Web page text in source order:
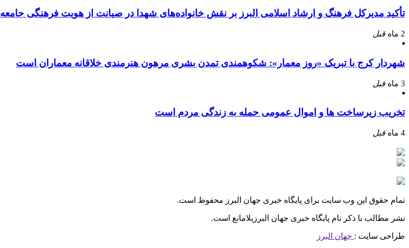
تأکید مدیرکل فرهنگ و ارشاد اسلامی البرز بر نقش خانواده‌های شهدا در صیانت از هویت فرهنگی جامعه
2 ماه قبل
شهردار کرج با تبریک «روز معمار»: شکوهمندی تمدن بشری مرهون هنرمندی خلاقانه معماران است
3 ماه قبل
تخریب زیرساخت ها و اموال عمومی حمله به زندگی مردم است
4 ماه قبل
تمام حقوق این وب سایت برای پایگاه خبری جهان البرز محفوظ است.
نشر مطالب با ذکر نام پایگاه خبری جهان البرزبلامانع است.
طراحی سایت : جهان البرز